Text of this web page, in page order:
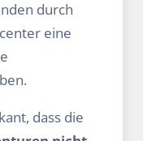
durch
eine
dass die